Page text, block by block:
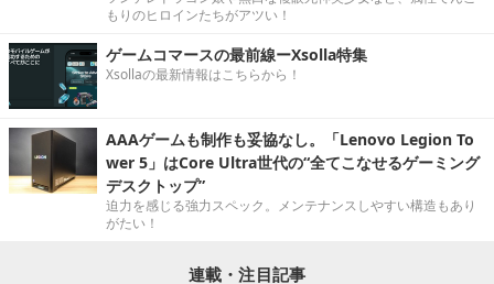
もりのヒロインたちがアツい！
ゲームコマースの最前線ーXsolla特集
Xsollaの最新情報はこちらから！
AAAゲームも制作も妥協なし。「Lenovo Legion To
wer 5」はCore Ultra世代の“全てこなせるゲーミング
デスクトップ”
迫力を感じる強力スペック。メンテナンスしやすい構造もあり
がたい！
連載・注目記事